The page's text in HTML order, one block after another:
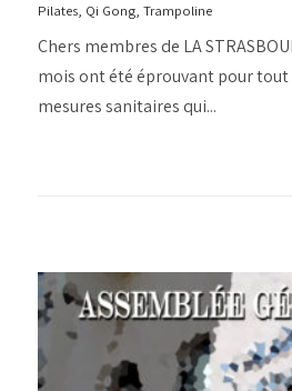
Pilates, Qi Gong,Trampoline
Chers membres de LA
mois ont été éprouvant pour
mesures sanitaires qui...